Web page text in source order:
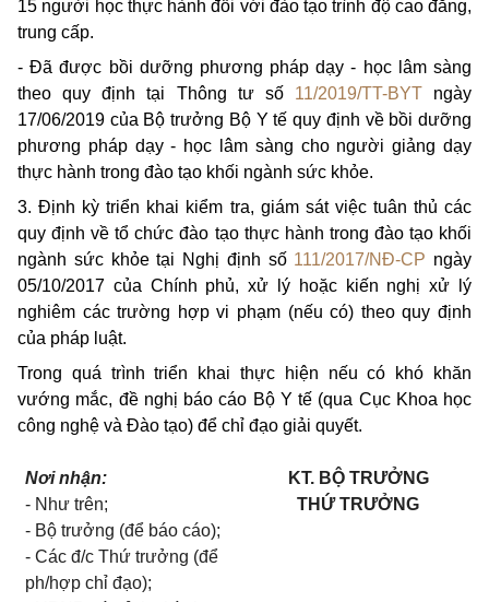
15 người học thực hành đối với đào tạo trình độ cao đẳng,
trung cấp.
- Đã được bồi dưỡng phương pháp dạy - học lâm sàng
theo quy định tại Thông tư số 11/2019/TT-BYTngày
17/06/2019 của Bộ trưởng Bộ Y tế quy định về bồi dưỡng
phương pháp dạy - học lâm sàng cho người giảng dạy
thực hành trong đào tạo khối ngành sức khỏe.
3. Định kỳ triển khai kiểm tra, giám sát việc tuân thủ các
quy định về tổ chức đào tạo thực hành trong đào tạo khối
ngành sức khỏe tại Nghị định số 111/2017/NĐ-CP ngày
05/10/2017 của Chính phủ, xử lý hoặc kiến nghị xử lý
nghiêm các trường hợp vi phạm (nếu có) theo quy định
của pháp luật.
Trong quá trình triển khai thực hiện nếu có khó khăn
vướng mắc, đề nghị báo cáo Bộ Y tế (qua Cục Khoa học
công nghệ và Đào tạo) để chỉ đạo giải quyết.
Nơi nhận:
- Như trên;
- Bộ trưởng (để báo cáo);
- Các đ/c Thứ trưởng (để
ph/hợp chỉ đạo);
KT. BỘ TRƯỞNG
THỨ TRƯỞNG